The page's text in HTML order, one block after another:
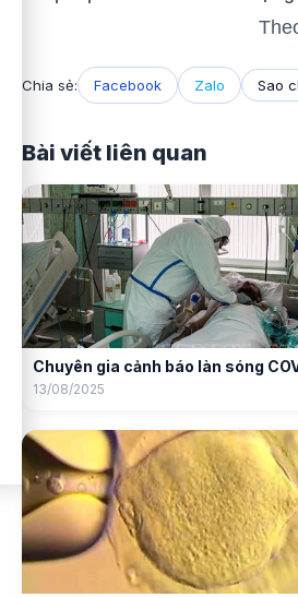
Chia sẻ: Facebook Zalo Sao
Bài viết liên quan
Chuyên gia cảnh báo làn sóng
13/08/2025